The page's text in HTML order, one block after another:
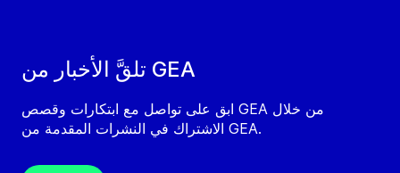
تلقَّ الأخبار من GEA
ابق على تواصل مع ابتكارات وقصص GEA من خلال
الاشتراك في النشرات المقدمة من GEA.